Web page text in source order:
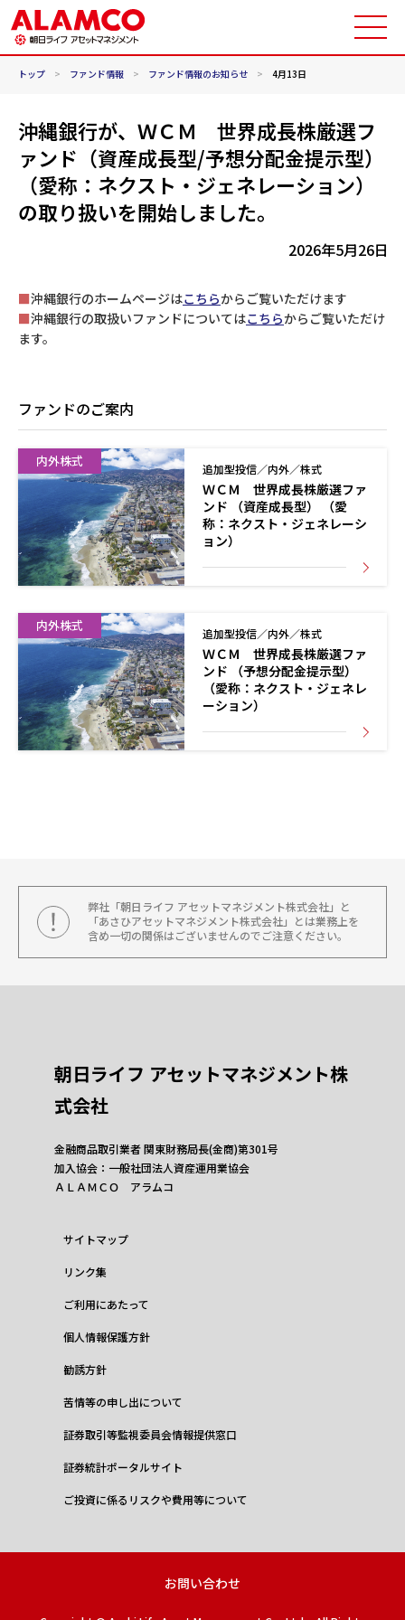
トップ > ファンド情報 > ファンド情報のお知らせ > 4月13日
沖縄銀行が、ＷＣＭ 世界成長株厳選フ
ァンド（資産成長型/予想分配金提示型）
（愛称：ネクスト・ジェネレーション）
の取り扱いを開始しました。
2026年5月26日
■沖縄銀行のホームページはこちらからご覧いただけます
■沖縄銀行の取扱いファンドについてはこちらからご覧いただけ
ます。
ファンドのご案内
内外株式 追加型投信／内外／株式
ＷＣＭ 世界成長株厳選ファ
ンド （資産成長型） （愛
称：ネクスト・ジェネレーシ
ョン）
内外株式 追加型投信／内外／株式
ＷＣＭ 世界成長株厳選ファ
ンド （予想分配金提示型）
（愛称：ネクスト・ジェネレ
ーション）
弊社「朝日ライフ アセットマネジメント株式会社」と
「あさひアセットマネジメント株式会社」とは業務上を
含め一切の関係はございませんのでご注意ください。
朝日ライフ アセットマネジメント株
式会社
金融商品取引業者 関東財務局長(金商)第301号
加入協会：一般社団法人資産運用業協会
ＡＬＡＭＣＯ アラムコ
サイトマップ
リンク集
ご利用にあたって
個人情報保護方針
勧誘方針
苦情等の申し出について
証券取引等監視委員会情報提供窓口
証券統計ポータルサイト
ご投資に係るリスクや費用等について
お問い合わせ